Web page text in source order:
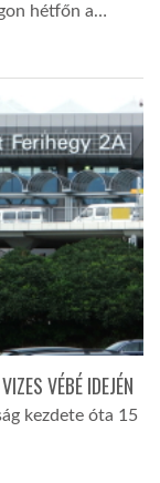
hétfőn a…
VÉBÉ IDEJÉN
kezdete óta 15